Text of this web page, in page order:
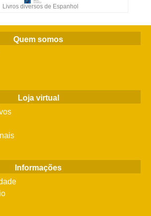
Livros diversos de Espanhol
Quem somos
Loja virtual
Informações